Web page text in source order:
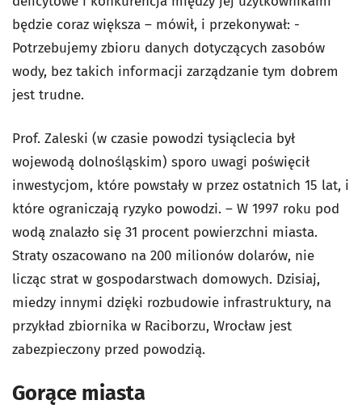
będzie coraz większa – mówił, i przekonywał: -
Potrzebujemy zbioru danych dotyczących zasobów
wody, bez takich informacji zarządzanie tym dobrem
jest trudne.
Prof. Zaleski (w czasie powodzi tysiąclecia był
wojewodą dolnośląskim) sporo uwagi poświęcił
inwestycjom, które powstały w przez ostatnich 15 lat, i
które ograniczają ryzyko powodzi. – W 1997 roku pod
wodą znalazło się 31 procent powierzchni miasta.
Straty oszacowano na 200 milionów dolarów, nie
licząc strat w gospodarstwach domowych. Dzisiaj,
miedzy innymi dzięki rozbudowie infrastruktury, na
przykład zbiornika w Raciborzu, Wrocław jest
zabezpieczony przed powodzią.
Gorące miasta